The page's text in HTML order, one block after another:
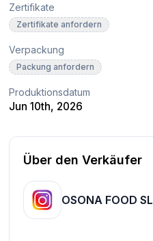
Zertifikate
Zertifikate anfordern
Verpackung
Packung anfordern
Produktionsdatum
Jun 10th, 2026
Über den Verkäufer
OSONA FOOD SL